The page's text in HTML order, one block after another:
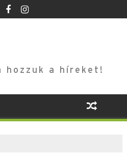
hozzuk a híreket!